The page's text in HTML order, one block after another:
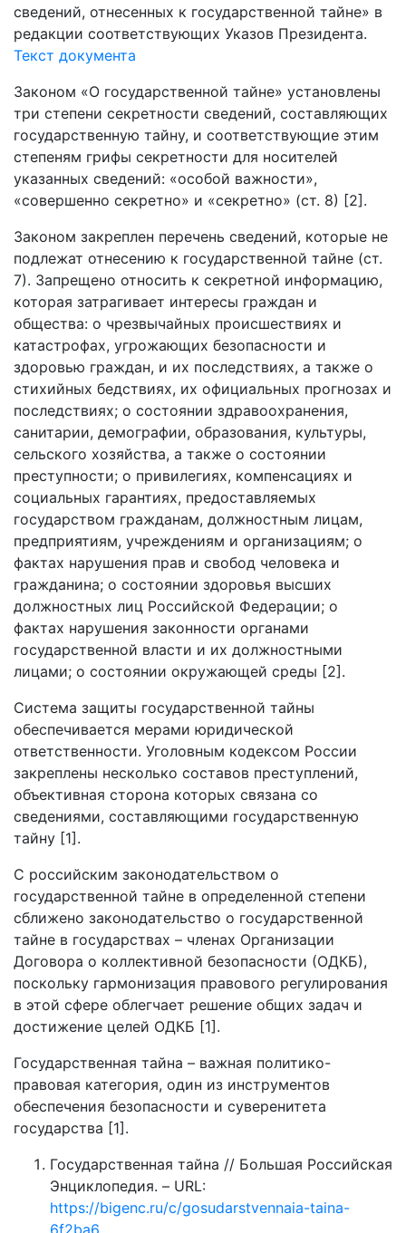
сведений, отнесенных к государственной тайне» в
редакции соответствующих Указов Президента.
Текст документа
Законом «О государственной тайне» установлены
три степени секретности сведений, составляющих
государственную тайну, и соответствующие этим
степеням грифы секретности для носителей
указанных сведений: «особой важности»,
«совершенно секретно» и «секретно» (ст. 8) [2].
Законом закреплен перечень сведений, которые не
подлежат отнесению к государственной тайне (ст.
7). Запрещено относить к секретной информацию,
которая затрагивает интересы граждан и
общества: о чрезвычайных происшествиях и
катастрофах, угрожающих безопасности и
здоровью граждан, и их последствиях, а также о
стихийных бедствиях, их официальных прогнозах и
последствиях; о состоянии здравоохранения,
санитарии, демографии, образования, культуры,
сельского хозяйства, а также о состоянии
преступности; о привилегиях, компенсациях и
социальных гарантиях, предоставляемых
государством гражданам, должностным лицам,
предприятиям, учреждениям и организациям; о
фактах нарушения прав и свобод человека и
гражданина; о состоянии здоровья высших
должностных лиц Российской Федерации; о
фактах нарушения законности органами
государственной власти и их должностными
лицами; о состоянии окружающей среды [2].
Система защиты государственной тайны
обеспечивается мерами юридической
ответственности. Уголовным кодексом России
закреплены несколько составов преступлений,
объективная сторона которых связана со
сведениями, составляющими государственную
тайну [1].
С российским законодательством о
государственной тайне в определенной степени
сближено законодательство о государственной
тайне в государствах – членах Организации
Договора о коллективной безопасности (ОДКБ),
поскольку гармонизация правового регулирования
в этой сфере облегчает решение общих задач и
достижение целей ОДКБ [1].
Государственная тайна – важная политико-
правовая категория, один из инструментов
обеспечения безопасности и суверенитета
государства [1].
Государственная тайна // Большая Российская
Энциклопедия. – URL:
https://bigenc.ru/c/gosudarstvennaia-taina-
6f2ba6